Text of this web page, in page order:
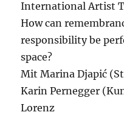
International Artist
How can
responsibility be
space?
Mit Marina Djapić
Karin Pernegger
Lorenz